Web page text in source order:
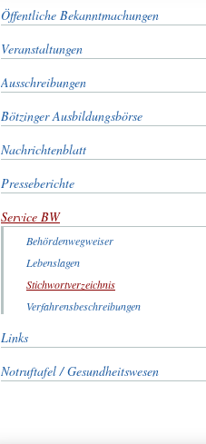
Öffentliche Bekanntmachungen
Veranstaltungen
Ausschreibungen
Bötzinger Ausbildungsbörse
Nachrichtenblatt
Presseberichte
Service BW
Behördenwegweiser
Lebenslagen
Stichwortverzeichnis
Verfahrensbeschreibungen
Links
Notruftafel / Gesundheitswesen